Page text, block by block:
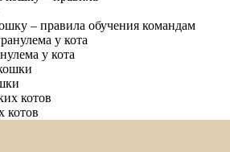
– правила обучения командам
у кота
котов